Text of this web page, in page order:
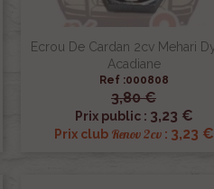
Ecrou De Cardan 2cv Mehari
Acadiane
Ref :000808
3,80 €
Prix public : 3,23 €
Prix club Renov 2cv: 3,23 €
 Aperçu rapide